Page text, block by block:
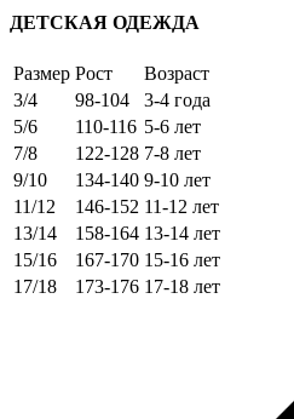
LIGHT
ДЕТСКАЯ ОДЕЖДА
Размер Рост
Возраст
3/4
98-104
3-4 года
5/6
110-116 5-6 лет
7/8
122-128 7-8 лет
9/10
134-140 9-10 лет
11/12
146-152 11-12 лет
13/14
158-164 13-14 лет
15/16
167-170 15-16 лет
17/18
173-176 17-18 лет